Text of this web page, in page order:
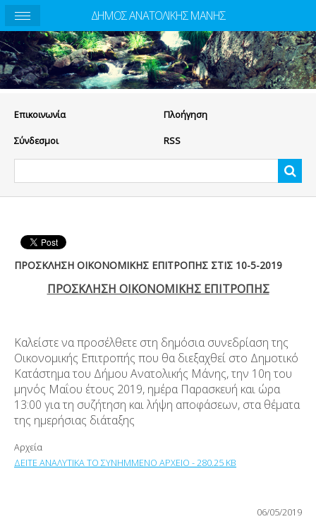
Eπικοινωνία Πλοήγηση
Σύνδεσμοι RSS
ΠΡΟΣΚΛΗΣΗ ΟΙΚΟΝΟΜΙΚΗΣ ΕΠΙΤΡΟΠΗΣ ΣΤΙΣ 10-5-2019
ΠΡΟΣΚΛΗΣΗ ΟΙΚΟΝΟΜΙΚΗΣ ΕΠΙΤΡΟΠΗΣ
Καλείστε να προσέλθετε στη δημόσια συνεδρίαση της
Οικονομικής Επιτροπής που θα διεξαχθεί στο Δημοτικό
Κατάστημα του Δήμου Ανατολικής Μάνης, την 10η του
μηνός Μαΐου έτους 2019, ημέρα Παρασκευή και ώρα
13:00 για τη συζήτηση και λήψη αποφάσεων, στα θέματα
της ημερήσιας διάταξης
Αρχεία
ΔΕΙΤΕ ΑΝΑΛΥΤΙΚΑ ΤΟ ΣΥΝΗΜΜΕΝΟ ΑΡΧΕΙΟ - 280.25 KB
06/05/2019
ΔΗΜΟΣ ΑΝΑΤΟΛΙΚΗΣ ΜΑΝΗΣ